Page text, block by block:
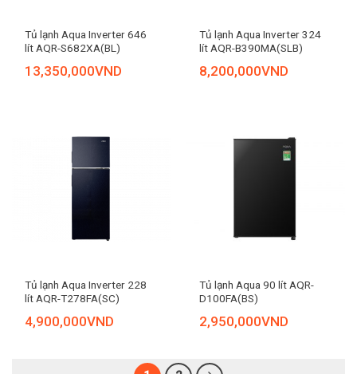
Tủ lạnh Aqua Inverter 646
lít AQR-S682XA(BL)
13,350,000VND
Tủ lạnh Aqua Inverter 324
lít AQR-B390MA(SLB)
8,200,000VND
Tủ lạnh Aqua Inverter 228
lít AQR-T278FA(SC)
4,900,000VND
Tủ lạnh Aqua 90 lít AQR-
D100FA(BS)
2,950,000VND